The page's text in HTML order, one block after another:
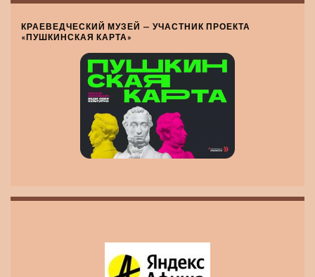
КРАЕВЕДЧЕСКИЙ МУЗЕЙ — УЧАСТНИК ПРОЕКТА
«ПУШКИНСКАЯ КАРТА»